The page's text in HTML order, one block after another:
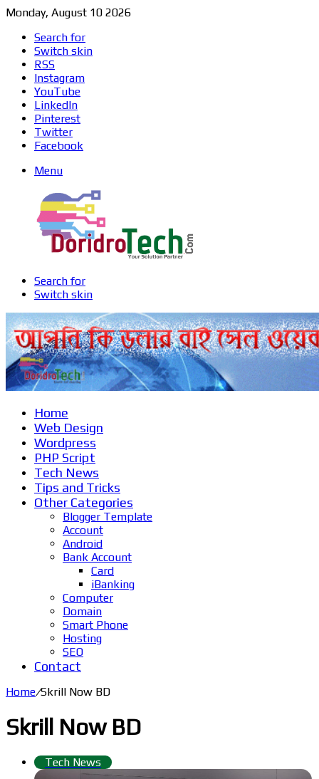
Monday, August 10 2026
Search for
Switch skin
RSS
Instagram
YouTube
LinkedIn
Pinterest
Twitter
Facebook
Menu
Search for
Switch skin
Home
Web Design
Wordpress
PHP Script
Tech News
Tips and Tricks
Other Categories
Blogger Template
Account
Android
Bank Account
Card
iBanking
Computer
Domain
Smart Phone
Hosting
SEO
Contact
Home/Skrill Now BD
Skrill Now BD
Tech News